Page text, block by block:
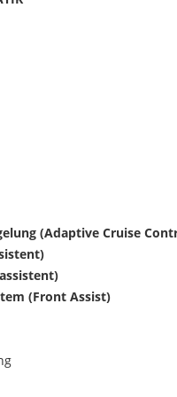
(Adaptive Cruise
(Front Assist)